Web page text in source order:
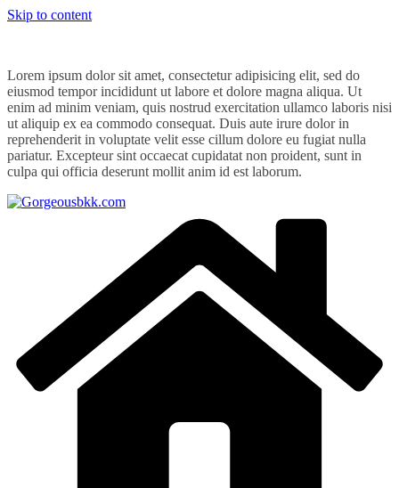
Skip to content
Lorem ipsum dolor sit amet, consectetur adipisicing elit, sed do
eiusmod tempor incididunt ut labore et dolore magna aliqua. Ut
enim ad minim veniam, quis nostrud exercitation ullamco laboris nisi
ut aliquip ex ea commodo consequat. Duis aute irure dolor in
reprehenderit in voluptate velit esse cillum dolore eu fugiat nulla
pariatur. Excepteur sint occaecat cupidatat non proident, sunt in
culpa qui officia deserunt mollit anim id est laborum.